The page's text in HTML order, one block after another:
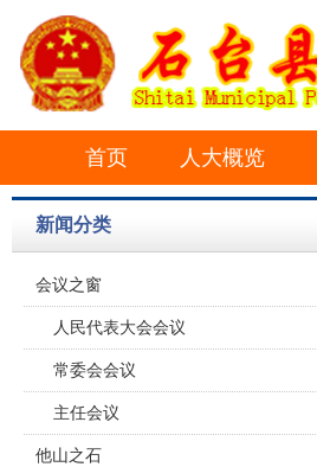
首页 人大概览
新闻分类
会议之窗
人民代表大会会议
常委会会议
主任会议
他山之石